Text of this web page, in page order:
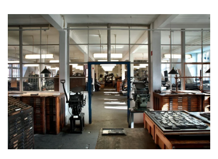
Betrieb
der
Seite
notwendig
sind
(funktionale
Cookies),
sowie
solche,
die
lediglich
zu